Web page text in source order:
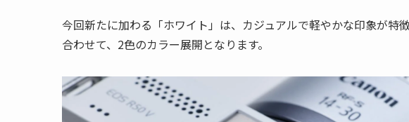
今回新たに加わる「ホワイト」は、カジュアルで軽やかな印象が特
合わせて、2色のカラー展開となります。